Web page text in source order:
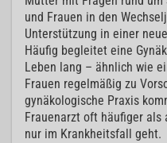
und Frauen in den
Unterstützung in einer
Häufig begleitet eine
Leben lang – ähnlich wie
Frauen regelmäßig zu
gynäkologische Praxis
Frauenarzt oft häufiger als
nur im Krankheitsfall geht.